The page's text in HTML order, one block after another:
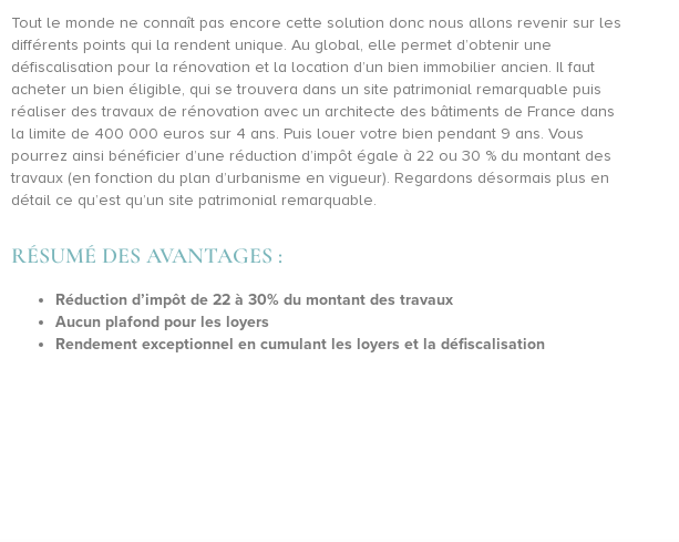
Tout le monde ne connaît pas encore cette solution donc nous allons revenir sur les
différents points qui la rendent unique. Au global, elle permet d’obtenir une
défiscalisation pour la rénovation et la location d’un bien immobilier ancien. Il faut
acheter un bien éligible, qui se trouvera dans un site patrimonial remarquable puis
réaliser des travaux de rénovation avec un architecte des bâtiments de France dans
la limite de 400 000 euros sur 4 ans. Puis louer votre bien pendant 9 ans. Vous
pourrez ainsi bénéficier d’une réduction d’impôt égale à 22 ou 30 % du montant des
travaux (en fonction du plan d’urbanisme en vigueur). Regardons désormais plus en
détail ce qu’est qu’un site patrimonial remarquable.
RÉSUMÉ DES AVANTAGES :
Réduction d’impôt de 22 à 30% du montant des travaux
Aucun plafond pour les loyers
Rendement exceptionnel en cumulant les loyers et la défiscalisation